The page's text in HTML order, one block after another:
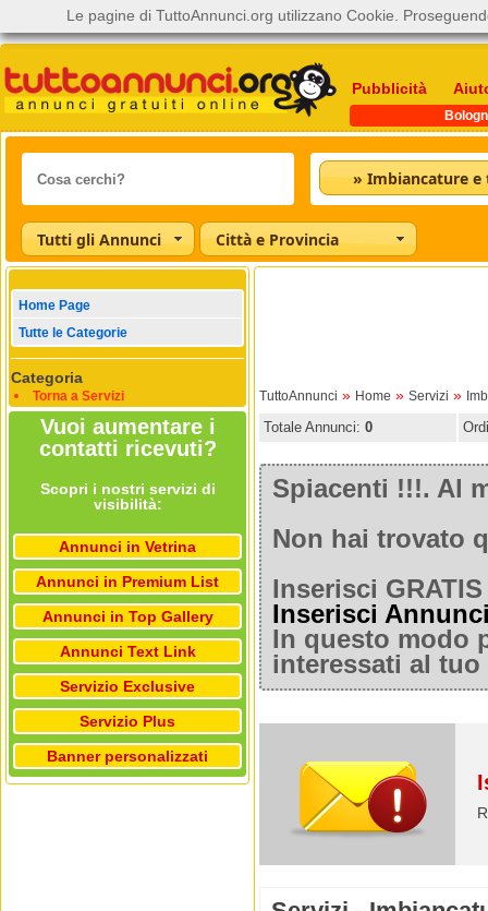
Pubblicità
Tutti gli Annunci Città e Provincia
Home Page
Tutte le Categorie
Categoria
Torna a Servizi
Vuoi aumentare i
contatti ricevuti?
Scopri i nostri servizi di
visibilità:
Annunci in Vetrina
Annunci in Premium List
Annunci in Top Gallery
Annunci Text Link
Servizio Exclusive
Servizio Plus
Banner personalizzati
TuttoAnnunci » Home » Servizi »
Totale Annunci: 0
Spiacenti !!!. Al
Non hai trovato
Inserisci
Inserisci
In questo modo
interessati al
Le pagine di TuttoAnnunci.org utilizzano Cookie.